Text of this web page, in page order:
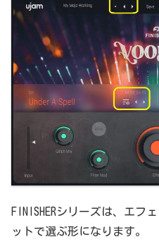
FINISHERシリーズは、エフ
ットで選ぶ形になります。